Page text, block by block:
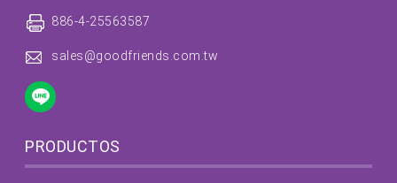
886-4-25563587
sales@goodfriends.com.tw
PRODUCTOS